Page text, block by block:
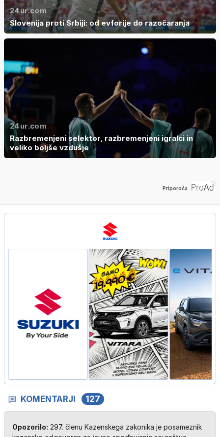
24ur.com
Slovenija proti Srbiji: od evforije do razočaranja
24ur.com
Razbremenjeni selektor, razbremenjeni igralci in
veliko boljše vzdušje
Priporoča
KOMENTARJI 127
Opozorilo: 297. členu Kazenskega zakonika je posameznik